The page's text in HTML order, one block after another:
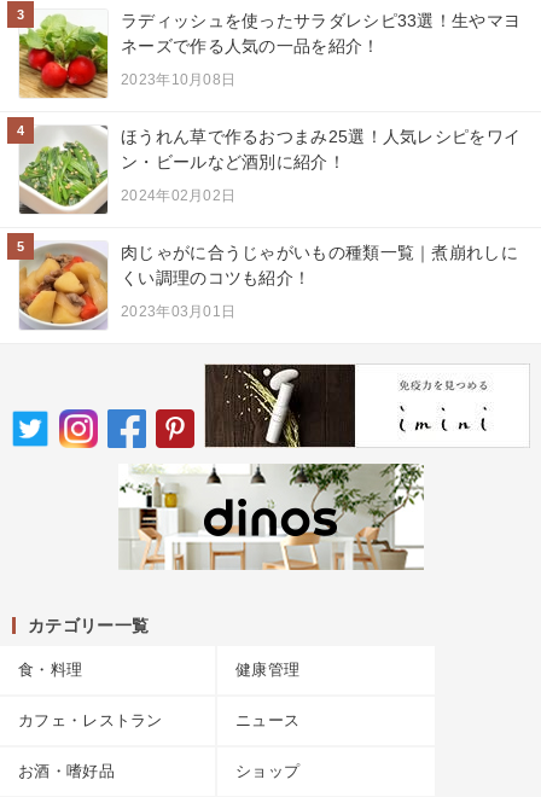
3
ラディッシュを使ったサラダレシピ33選！生やマヨ
ネーズで作る人気の一品を紹介！
2023年10月08日
4
ほうれん草で作るおつまみ25選！人気レシピをワイ
ン・ビールなど酒別に紹介！
2024年02月02日
5
肉じゃがに合うじゃがいもの種類一覧｜煮崩れしに
くい調理のコツも紹介！
2023年03月01日
カテゴリー一覧
食・料理 健康管理
カフェ・レストラン ニュース
お酒・嗜好品 ショップ